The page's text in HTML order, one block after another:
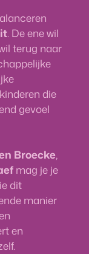
. De ene wil
terug naar
die
gevoel
Broecke,
mag je je
dit
manier
en